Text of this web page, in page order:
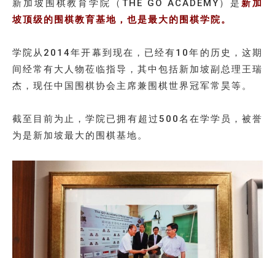
新加坡围棋教育学院（THE GO ACADEMY）是新加
坡顶级的围棋教育基地，也是最大的围棋学院。
学院从2014年开幕到现在，已经有10年的历史，这期
间经常有大人物莅临指导，其中包括新加坡副总理王瑞
杰，现任中国围棋协会主席兼围棋世界冠军常昊等。
截至目前为止，学院已拥有超过500名在学学员，被誉
为是新加坡最大的围棋基地。